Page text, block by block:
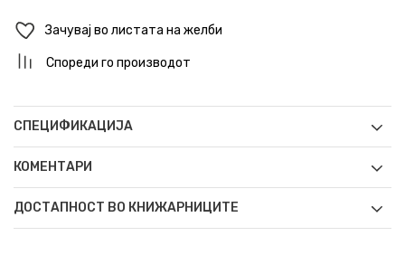
Зачувај во листата на желби
Спореди го производот
СПЕЦИФИКАЦИЈА
КОМЕНТАРИ
ДОСТАПНОСТ ВО КНИЖАРНИЦИТЕ